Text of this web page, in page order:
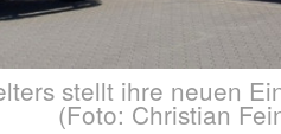
stellt ihre neuen
(Foto: Christian